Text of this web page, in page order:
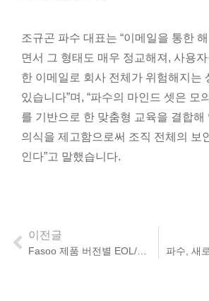
조규곤 파수 대표는 “이메일을 통한
면서 그 형태도 매우 정교해져, 사용
한 이메일로 회사 전체가 위험해지는
있습니다”며, “파수의 마인드 셋은 모
를 기반으로 한 맞춤형 교육을 결합해
의식을 제고함으로써 조직 전체의 보
인다”고 말했습니다.
이전글